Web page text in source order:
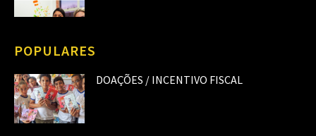
POPULARES
DOAÇÕES / INCENTIVO FISCAL